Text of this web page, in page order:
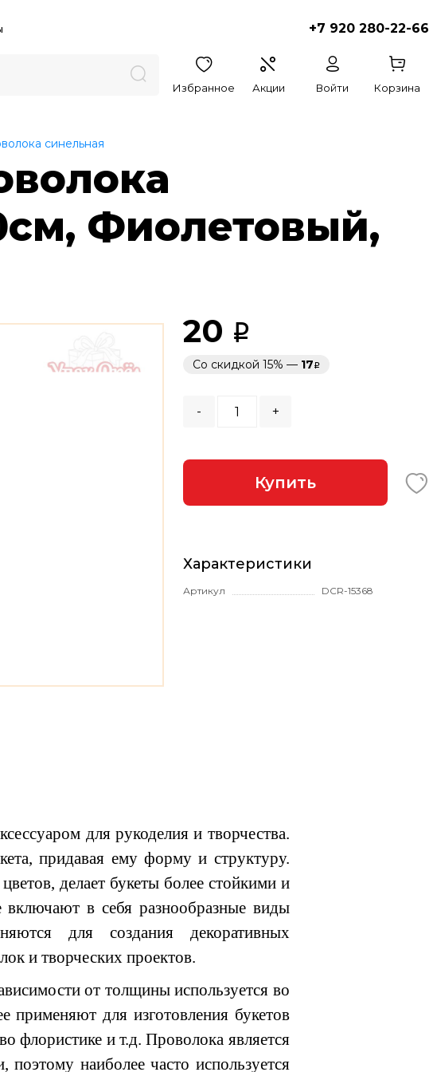
+7 920 280-22-66
Избранное Акции Войти Корзина
синельная
Фиолетовый,
20
Со скидкой 15% — 17
- +
Купить
Характеристики
Артикул DCR-15368
для рукоделия и творчества.
придавая ему форму и структуру.
делает букеты более стойкими и
в себя разнообразные виды
для создания декоративных
и творческих проектов.
от толщины используется во
применяют для изготовления букетов
флористике и т.д. Проволока является
поэтому наиболее часто используется